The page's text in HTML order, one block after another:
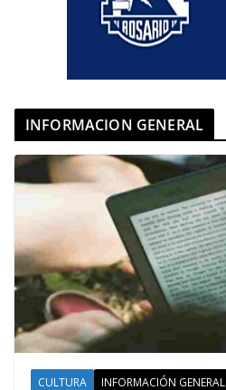
INFORMACION GENERAL
CULTURA INFORMACIÓN GENERAL